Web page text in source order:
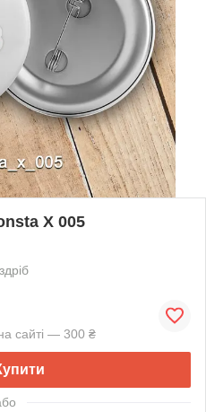
X 005
сайті — 300 ₴